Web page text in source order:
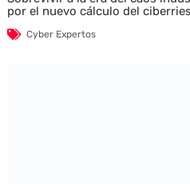
por el nuevo cálculo del
Cyber Expertos